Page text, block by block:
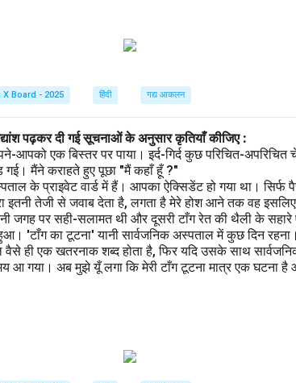
Board - 2025 हिंदी गद्य आकलन
पढ़कर दी गई सूचनाओं के अनुसार कृतियाँ कीजिए :
आपको एक बिस्तर पर पाया। इर्द-गिर्द कुछ परिचित-
गई। मैंने कराहते हुए पूछा "मैं कहाँ हूँ ?"
के प्राइवेट वार्ड में हैं। आपका ऐक्सिडेंट हो गया था।
इतनी तेजी से जवाब देता है, लगता है मेरे होश आने तक वह
जगह पर सही-सलामत थी और दूसरी टाँग रेत की थैली के
'टाँग का टूटना' यानी सार्वजनिक अस्पताल में कुछ दिन
ही एक खतरनाक शब्द होता है, फिर यदि उसके साथ
आ गया। अब मुझे यूँ लगा कि मेरी टाँग टूटना मात्र एक घटना है